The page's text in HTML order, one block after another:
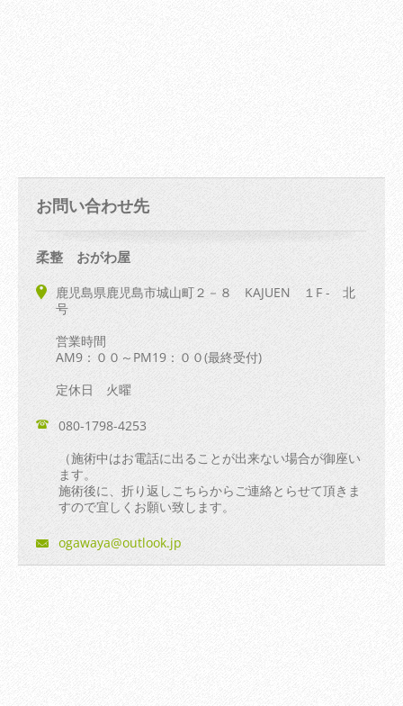
お問い合わせ先
柔整 おがわ屋
鹿児島県鹿児島市城山町２－８ KAJUEN １F - 北
号
営業時間
AM9：００～PM19：００(最終受付)
定休日 火曜
080-1798-4253
（施術中はお電話に出ることが出来ない場合が御座い
ます。
施術後に、折り返しこちらからご連絡とらせて頂きま
すので宜しくお願い致します。
ogawaya@outlook.jp